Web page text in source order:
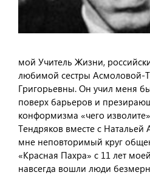
мой Учитель Жизни,
любимой сестры Асмоловой-
Григорьевны. Он учил меня
поверх барьеров и
конформизма «чего
Тендряков вместе с
мне неповторимый круг
«Красная Пахра» с 11 лет
навсегда вошли люди